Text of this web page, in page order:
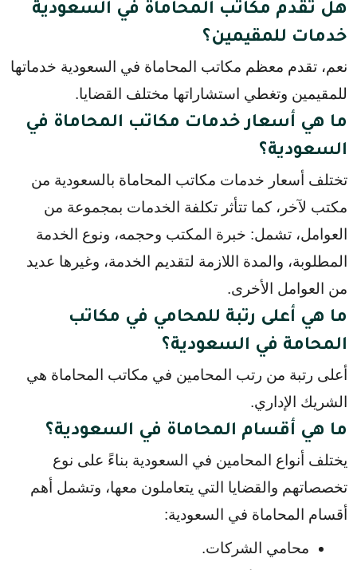
هل تقدم مكاتب المحاماة في السعودية
خدمات للمقيمين؟
للمقيمين وتغطي استشاراتها مختلف القضايا.
ما هي أسعار خدمات مكاتب المحاماة في
السعودية؟
تختلف أسعار خدمات مكاتب المحاماة بالسعودية من
مكتب لآخر، كما تتأثر تكلفة الخدمات بمجموعة من
العوامل، تشمل: خبرة المكتب وحجمه، ونوع الخدمة
المطلوبة، والمدة اللازمة لتقديم الخدمة، وغيرها عديد
من العوامل الأخرى.
ما هي أعلى رتبة للمحامي في مكاتب
المحامة في السعودية؟
أعلى رتبة من رتب المحامين في مكاتب المحاماة هي
الشريك الإداري.
ما هي أقسام المحاماة في السعودية؟
أقسام المحاماة في السعودية:
محامي الشركات.